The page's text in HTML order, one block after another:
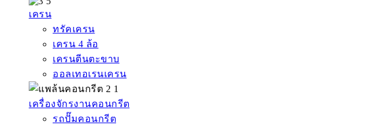
เครน
ทรัคเครน
เครน 4 ล้อ
เครนตีนตะขาบ
ออลเทอเรนเครน
เครื่องจักรงานคอนกรีต
รถปั๊มคอนกรีต